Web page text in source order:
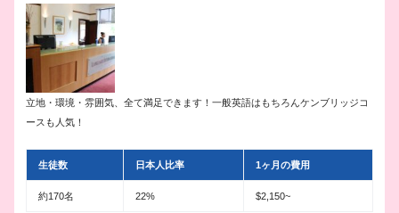
立地・環境・雰囲気、全て満足できます！一般英語はもちろんケンブリッジコ
ースも人気！
生徒数 日本人比率 1ヶ月の費用
約170名 22% $2,150~